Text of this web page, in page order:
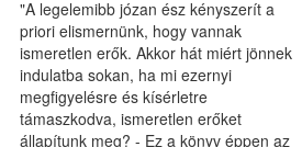
"A legelemibb józan ész kényszerít a
priori elismernünk, hogy vannak
ismeretlen erők. Akkor hát miért jönnek
indulatba sokan, ha mi ezernyi
megfigyelésre és kísérletre
támaszkodva, ismeretlen erőket
állapítunk meg? - Ez a könyv éppen az